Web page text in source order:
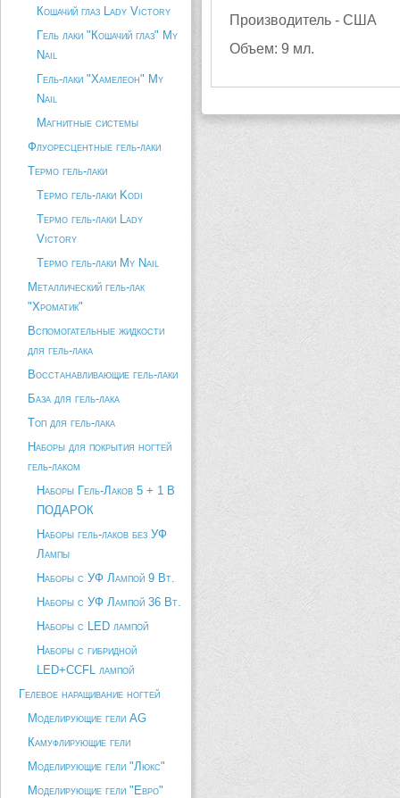
Кошачий глаз Lady Victory
Гель лаки "Кошачий глаз" My
Nail
Гель-лаки "Хамелеон" My
Nail
Магнитные системы
Флуоресцентные гель-лаки
Термо гель-лаки
Термо гель-лаки Kodi
Термо гель-лаки Lady
Victory
Термо гель-лаки My Nail
Металлический гель-лак
"Хроматик"
Вспомогательные жидкости
для гель-лака
Восстанавливающие гель-лаки
База для гель-лака
Топ для гель-лака
Наборы для покрытия ногтей
гель-лаком
Наборы Гель-Лаков 5 + 1 В
ПОДАРОК
Наборы гель-лаков без УФ
Лампы
Наборы с УФ Лампой 9 Вт.
Наборы с УФ Лампой 36 Вт.
Наборы с LED лампой
Наборы с гибридной
LED+CCFL лампой
Гелевое наращивание ногтей
Моделирующие гели AG
Камуфлирующие гели
Моделирующие гели "Люкс"
Моделирующие гели "Евро"
Производитель - США
Объем: 9 мл.